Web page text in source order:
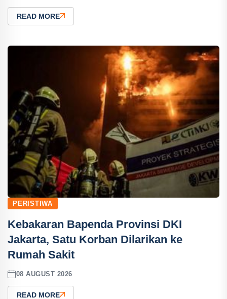
READ MORE
PERISTIWA
Kebakaran Bapenda Provinsi DKI
Jakarta, Satu Korban Dilarikan ke
Rumah Sakit
08 AUGUST 2026
READ MORE